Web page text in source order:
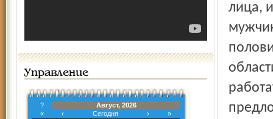
Управление
?
Август, 2026
«
‹ Сегодня ›
»
лица,